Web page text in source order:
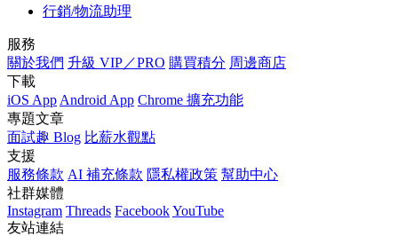
行銷/物流助理
服務
關於我們 升級 VIP／PRO 購買積分 周邊商店
下載
iOS App Android App Chrome 擴充功能
專題文章
面試趣 Blog 比薪水觀點
支援
服務條款 AI 補充條款 隱私權政策 幫助中心
社群媒體
Instagram Threads FacebookYouTube
友站連結